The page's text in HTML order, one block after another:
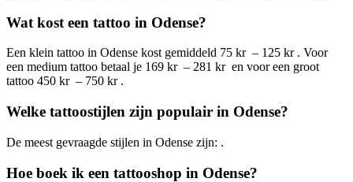
Wat kost een tattoo in Odense?
Een klein tattoo in Odense kost gemiddeld 75 kr – 125 kr . Voor
een medium tattoo betaal je 169 kr – 281 kr en voor een groot
tattoo 450 kr – 750 kr .
Welke tattoostijlen zijn populair in Odense?
De meest gevraagde stijlen in Odense zijn: .
Hoe boek ik een tattooshop in Odense?